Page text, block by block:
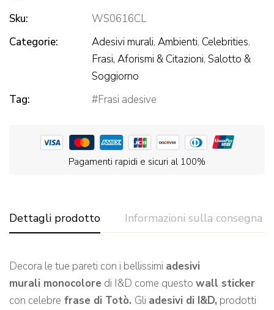
Sku:
WS0616CL
Categorie:
Adesivi murali, Ambienti, Celebrities,
Frasi, Aforismi & Citazioni, Salotto &
Soggiorno
Tag:
Frasi adesive
Pagamenti rapidi e sicuri al 100%
Dettagli prodotto Informazioni sulla consegna
Decora le tue pareti con i bellissimi adesivi
murali monocolore di I&D come questo wall sticker
con celebre frase di Totò. Gli adesivi di I&D, prodotti